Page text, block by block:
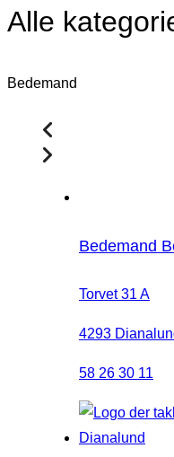
Alle
Bedemand
Bedemand
Torvet 31 A
4293
58 26 30 11